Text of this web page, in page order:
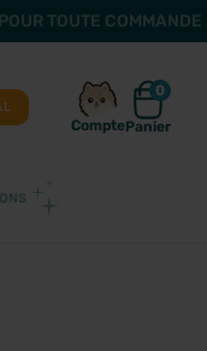
TOUTE
Compte
0
Panier